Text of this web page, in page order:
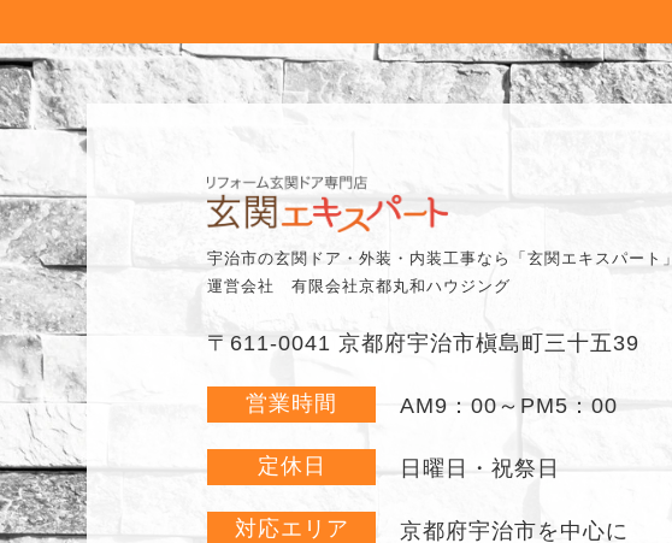
宇治市の玄関ドア・外装・内装工事なら「玄関エキスパート」
運営会社 有限会社京都丸和ハウジング
〒611-0041 京都府宇治市槇島町三十五39
営業時間 AM9：00～PM5：00
定休日 日曜日・祝祭日
対応エリア
京都府宇治市を中心に